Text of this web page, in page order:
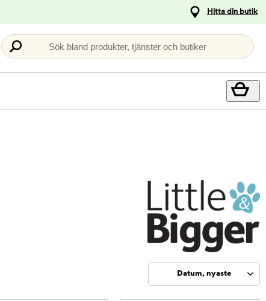
Hitta din butik
Sök bland produkter, tjänster och butiker
Datum, nyaste